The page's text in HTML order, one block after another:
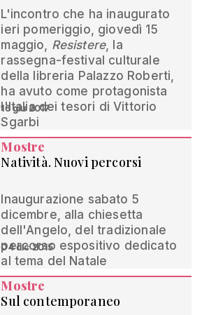
L'incontro che ha inaugurato
ieri pomeriggio, giovedì 15
maggio, Resistere, la
rassegna-festival culturale
della libreria Palazzo Roberti,
ha avuto come protagonista
l'Italia dei tesori di Vittorio
Sgarbi
16 giu 2017
Mostre
Natività. Nuovi percorsi
Inaugurazione sabato 5
dicembre, alla chiesetta
dell'Angelo, del tradizionale
percorso espositivo dedicato
al tema del Natale
04 dic 2015
Mostre
Sul contemporaneo